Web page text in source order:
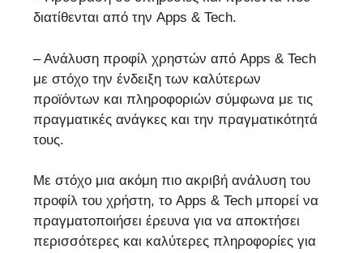
διατίθενται από την Apps & Tech.
– Ανάλυση προφίλ χρηστών από Apps & Tech
με στόχο την ένδειξη των καλύτερων
προϊόντων και πληροφοριών σύμφωνα με τις
πραγματικές ανάγκες και την πραγματικότητά
τους.
Με στόχο μια ακόμη πιο ακριβή ανάλυση του
προφίλ του χρήστη, το Apps & Tech μπορεί να
πραγματοποιήσει έρευνα για να αποκτήσει
περισσότερες και καλύτερες πληροφορίες για